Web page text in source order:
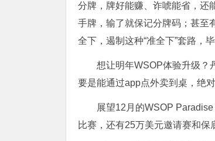
分牌，牌好能赚、诈唬能省，还
手牌，输了就保记分牌码；甚至
全下，遏制这种“准全下”套路，
想让明年WSOP体验升级？
要是能通过app点外卖到桌，绝
展望12月的WSOP Paradise
比赛，还有25万美元邀请赛和保